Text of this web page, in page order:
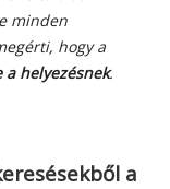
minden
hogy a
helyezésnek.
a